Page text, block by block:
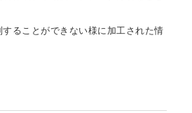
ることができない様に加工された情